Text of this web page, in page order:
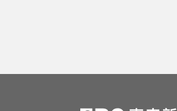
續交涉聯繫
台南死亡車禍！轎車遭大貨